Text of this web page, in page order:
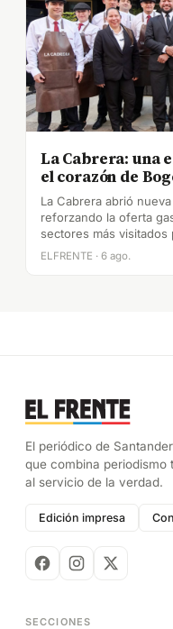
La Cabrera: una
el corazón de
La Cabrera abrió
reforzando la oferta
sectores más visitados
ELFRENTE · 6 ago.
El periódico de
que combina
al servicio de la verdad.
Edición impresa
SECCIONES